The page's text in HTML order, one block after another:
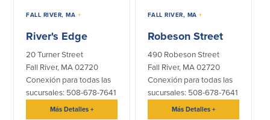
BayCoast Mortgage
BayCoast Insurance
Cuenta Abierta
Sucursales
FALL RIVER, MA +
River's Edge
20 Turner Street
Fall River, MA 02720
Conexión para todas las
sucursales: 508-678-7641
Más Detalles+
FALL RIVER, MA+
Robeson Street
490 Robeson Street
Fall River, MA 02720
Conexión para todas las
sucursales: 508-678-7641
Más Detalles +